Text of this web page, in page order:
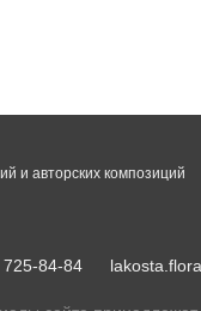
84-84